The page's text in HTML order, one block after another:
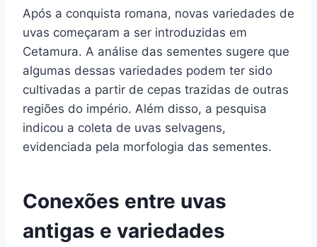
Após a conquista romana, novas variedades de
uvas começaram a ser introduzidas em
Cetamura. A análise das sementes sugere que
algumas dessas variedades podem ter sido
cultivadas a partir de cepas trazidas de outras
regiões do império. Além disso, a pesquisa
indicou a coleta de uvas selvagens,
evidenciada pela morfologia das sementes.
Conexões entre uvas
antigas e variedades